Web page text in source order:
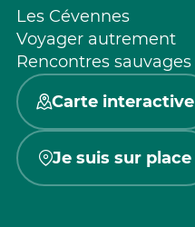
Les Cévennes
Voyager autrement
Rencontres sauvages
Carte interactive
Je suis sur place